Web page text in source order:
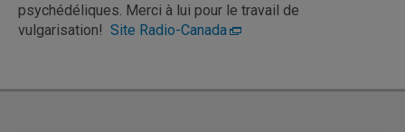
psychédéliques. Merci à lui pour le travail de
vulgarisation! Site Radio-Canada